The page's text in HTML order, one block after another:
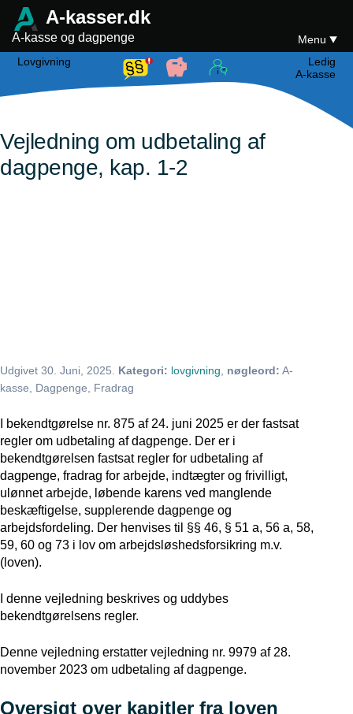
A-kasser.dk
A-kasse og dagpenge
Menu
Lovgivning
Ledig
A-kasse
Vejledning om udbetaling af
dagpenge, kap. 1-2
Udgivet 30. Juni, 2025 Kategori: lovgivning nøgleord: A-
kasse, Dagpenge, Fradrag
I bekendtgørelse nr. 875 af 24. juni 2025 er der fastsat
regler om udbetaling af dagpenge. Der er i
bekendtgørelsen fastsat regler for udbetaling af
dagpenge, fradrag for arbejde, indtægter og frivilligt,
ulønnet arbejde, løbende karens ved manglende
beskæftigelse, supplerende dagpenge og
arbejdsfordeling. Der henvises til §§ 46, § 51 a, 56 a, 58,
59, 60 og 73 i lov om arbejdsløshedsforsikring m.v.
(loven).
I denne vejledning beskrives og uddybes
bekendtgørelsens regler.
Denne vejledning erstatter vejledning nr. 9979 af 28.
november 2023 om udbetaling af dagpenge.
Oversigt over kapitler fra loven